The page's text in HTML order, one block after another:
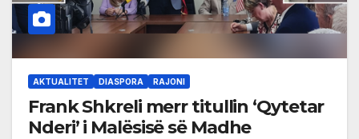
AKTUALITET DIASPORA RAJONI
Frank Shkreli merr titullin ‘Qytetar
Nderi’ i Malësisë së Madhe